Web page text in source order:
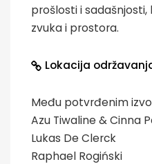
prošlosti i
zvuka i prostora.
Lokacija
Među potvrđenim
Azu Tiwaline & Cinna
Lukas De Clerck
Raphael Rogiński